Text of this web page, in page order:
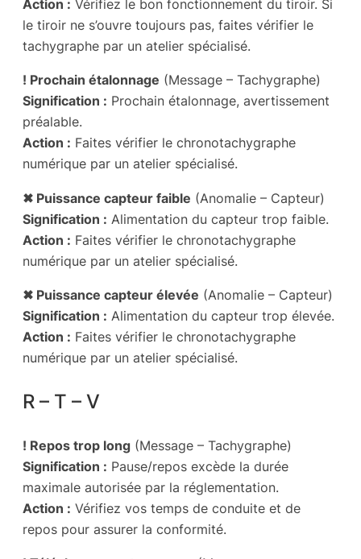
Action : Vérifiez le bon fonctionnement du tiroir. Si
le tiroir ne s’ouvre toujours pas, faites vérifier le
tachygraphe par un atelier spécialisé.
! Prochain étalonnage (Message – Tachygraphe)
Signification : Prochain étalonnage, avertissement
préalable.
Action : Faites vérifier le chronotachygraphe
numérique par un atelier spécialisé.
✖ Puissance capteur faible (Anomalie – Capteur)
Signification : Alimentation du capteur trop faible.
Action : Faites vérifier le chronotachygraphe
numérique par un atelier spécialisé.
✖ Puissance capteur élevée (Anomalie – Capteur)
Signification : Alimentation du capteur trop élevée.
Action : Faites vérifier le chronotachygraphe
numérique par un atelier spécialisé.
R – T – V
! Repos trop long (Message – Tachygraphe)
Signification : Pause/repos excède la durée
maximale autorisée par la réglementation.
Action : Vérifiez vos temps de conduite et de
repos pour assurer la conformité.